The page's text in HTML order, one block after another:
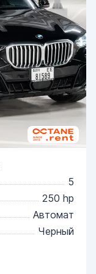
5
250 hp
Автомат
Черный